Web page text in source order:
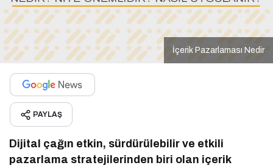
İçerik Pazarlaması Nedir
PAYLAŞ
Dijital çağın etkin, sürdürülebilir ve etkili
pazarlama stratejilerinden biri olan içerik